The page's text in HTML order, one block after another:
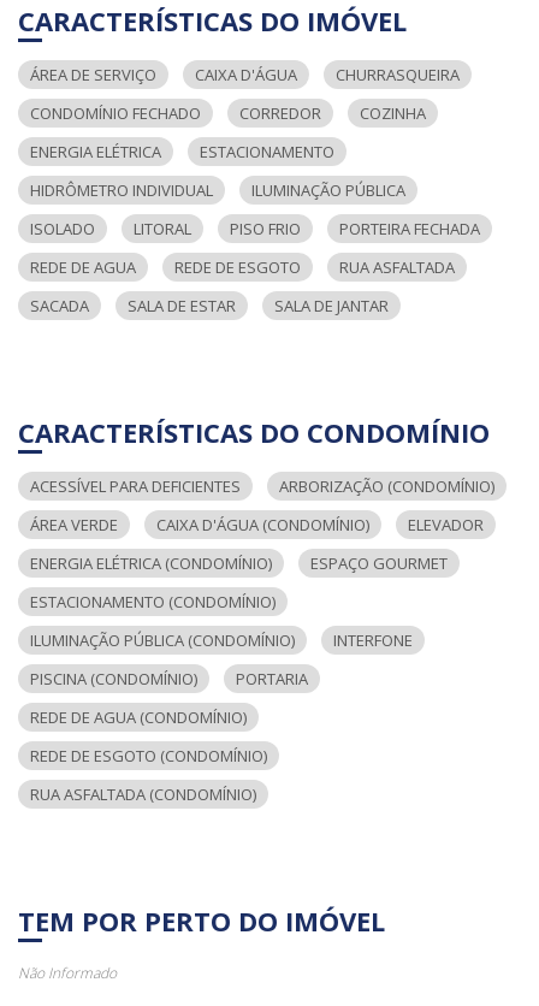
CARACTERÍSTICAS DO IMÓVEL
ÁREA DE SERVIÇO CAIXA D'ÁGUA
CHURRASQUEIRA
CONDOMÍNIO FECHADO
CORREDOR
COZINHA
ENERGIA ELÉTRICA
ESTACIONAMENTO
HIDRÔMETRO INDIVIDUAL
ILUMINAÇÃO PÚBLICA
ISOLADO
LITORAL PISO FRIO
PORTEIRA FECHADA
REDE DE AGUA
REDE DE ESGOTO
RUA ASFALTADA
SACADA
SALA DE ESTAR SALA DE JANTAR
CARACTERÍSTICAS DO CONDOMÍNIO
ACESSÍVEL PARA DEFICIENTES
ARBORIZAÇÃO (CONDOMÍNIO)
ÁREA VERDE
CAIXA D'ÁGUA (CONDOMÍNIO)
ELEVADOR
ENERGIA ELÉTRICA (CONDOMÍNIO)
ESPAÇO GOURMET
ESTACIONAMENTO (CONDOMÍNIO)
ILUMINAÇÃO PÚBLICA (CONDOMÍNIO)
INTERFONE
PISCINA (CONDOMÍNIO)
PORTARIA
REDE DE AGUA (CONDOMÍNIO)
REDE DE ESGOTO (CONDOMÍNIO)
RUA ASFALTADA (CONDOMÍNIO)
TEM POR PERTO DO IMÓVEL
Não Informado